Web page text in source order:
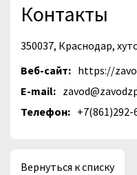
Контакты
350037, Краснодар,
Веб-сайт: https://
E-mail:
Телефон: +7(861)292-
Вернуться к списку